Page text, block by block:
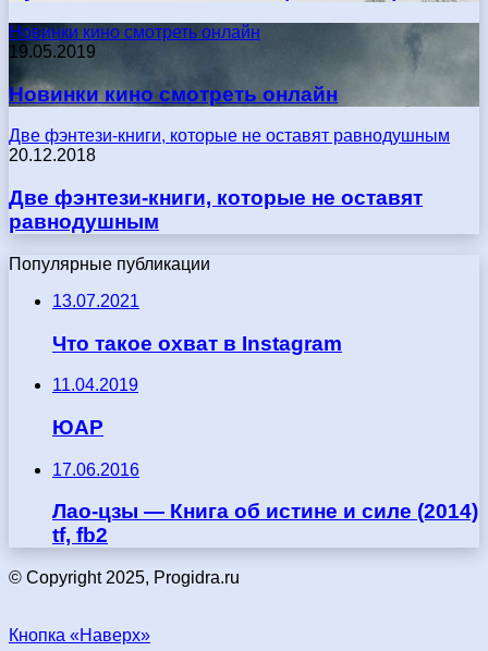
Новинки кино смотреть онлайн
19.05.2019
Новинки кино смотреть онлайн
Две фэнтези-книги, которые не оставят равнодушным
20.12.2018
Две фэнтези-книги, которые не оставят
равнодушным
Популярные публикации
13.07.2021
Что такое охват в Instagram
11.04.2019
ЮАР
17.06.2016
Лао-цзы — Книга об истине и силе (2014)
tf, fb2
© Copyright 2025, Progidra.ru
Кнопка «Наверх»